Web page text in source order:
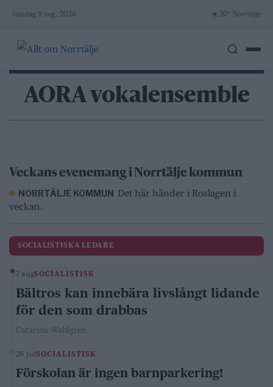
Skip
content
Söndag 9 aug. 2026 ☀️20° Norrtälje
AORA vokalensemble
Veckans evenemang i Norrtälje kommun
NORRTÄLJE KOMMUN Det här händer i Roslagen i
veckan.
SOCIALISTISKA LEDARE
7 augSOCIALISTISK
Bältros kan innebära livslångt lidande
för den som drabbas
Catarina Wahlgren
28 julSOCIALISTISK
Förskolan är ingen barnparkering!